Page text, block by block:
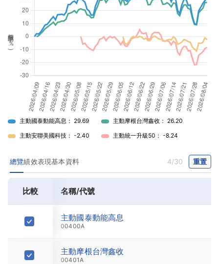
報酬率 (
%
)
主動國泰動能高息： 29.69
主動摩根台灣鑫收： 26.20
主動安聯美國科技： -2.40
主動統一升級50： -8.24
總覽績效表現基本資料 4/30 重置
比較 名稱/代號
主動國泰動能高息
00400A
主動摩根台灣鑫收
00401A